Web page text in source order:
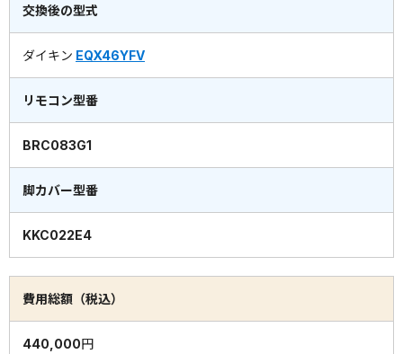
交換後の型式
ダイキン EQX46YFV
リモコン型番
BRC083G1
脚カバー型番
KKC022E4
費用総額（税込）
440,000円